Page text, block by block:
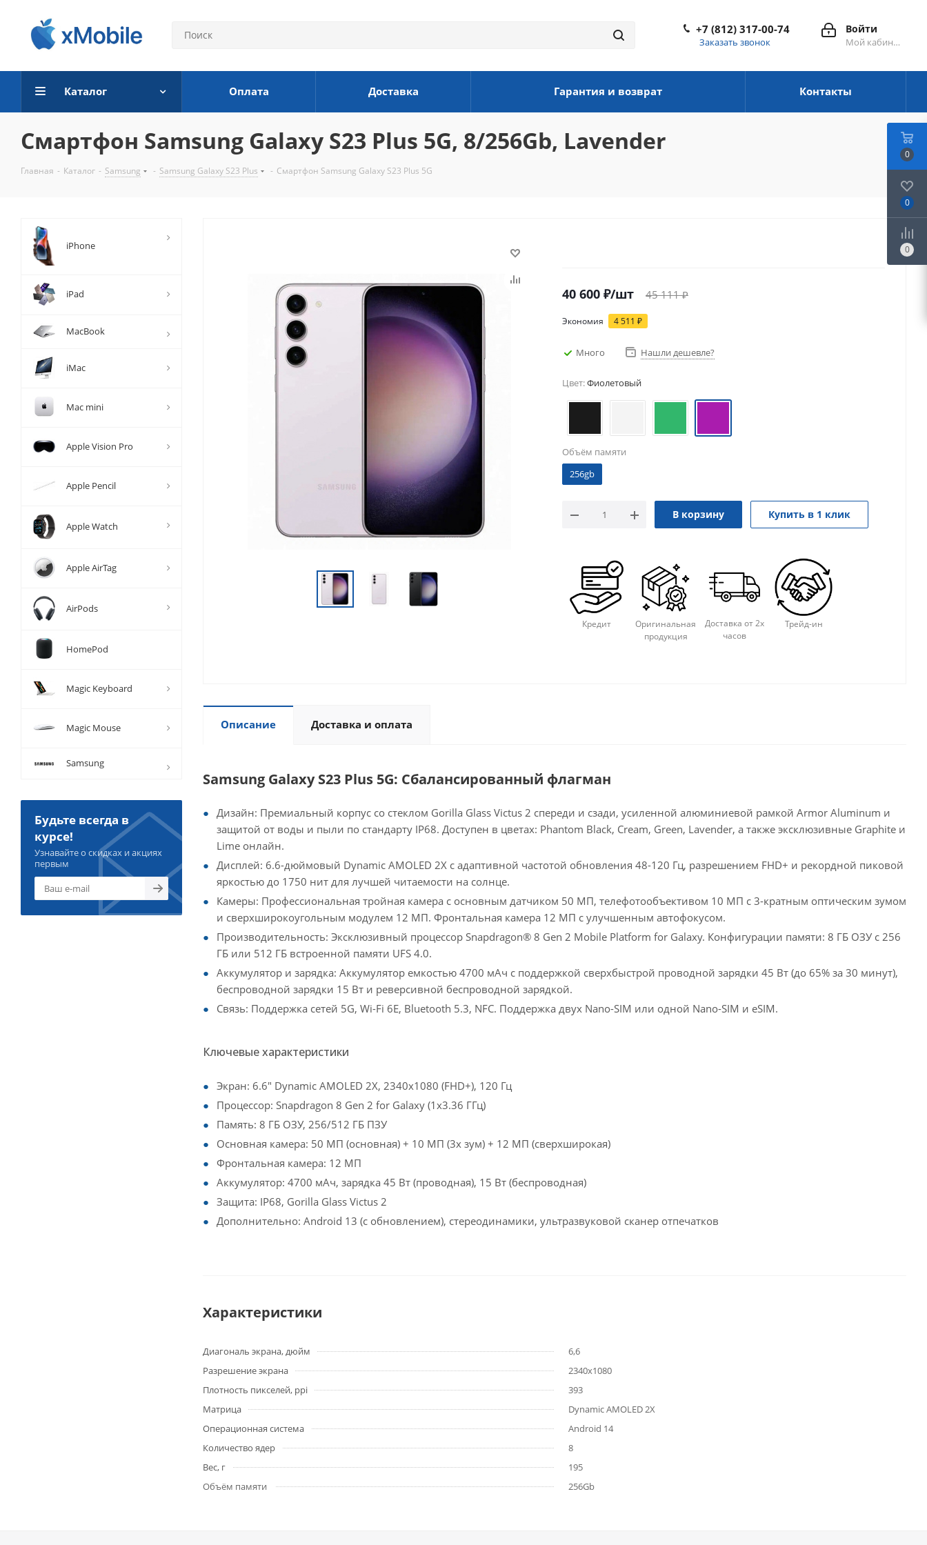
Войти
Мой кабинет
+7 (812) 317-00-74
Заказать звонок
Каталог Оплата Доставка Гарантия и возврат Контакты
Смартфон Samsung Galaxy S23 Plus 5G, 8/256Gb, Lavender
Главная - Каталог - Samsung - Samsung Galaxy S23 Plus - Смартфон Samsung Galaxy S23 Plus 5G
40 600 ₽/шт 45 111₽
Экономия 4 511 ₽
Много Нашли дешевле?
Цвет:Фиолетовый
Объём памяти
256gb
В корзину Купить в 1 клик
Кредит
Оригинальная
продукция
Доставка от 2х
часов
Трейд-ин
Описание Доставка и оплата
Samsung Galaxy S23 Plus 5G: Сбалансированный флагман
Дизайн: Премиальный корпус со стеклом Gorilla Glass Victus 2 спереди и сзади, усиленной алюминиевой рамкой Armor Aluminum и
защитой от воды и пыли по стандарту IP68. Доступен в цветах: Phantom Black, Cream, Green, Lavender, а также эксклюзивные Graphite и
Lime онлайн.
Дисплей: 6.6-дюймовый Dynamic AMOLED 2X с адаптивной частотой обновления 48-120 Гц, разрешением FHD+ и рекордной пиковой
яркостью до 1750 нит для лучшей читаемости на солнце.
Камеры: Профессиональная тройная камера с основным датчиком 50 МП, телефотообъективом 10 МП с 3-кратным оптическим зумом
и сверхширокоугольным модулем 12 МП. Фронтальная камера 12 МП с улучшенным автофокусом.
Производительность: Эксклюзивный процессор Snapdragon® 8 Gen 2 Mobile Platform for Galaxy. Конфигурации памяти: 8 ГБ ОЗУ с 256
ГБ или 512 ГБ встроенной памяти UFS 4.0.
Аккумулятор и зарядка: Аккумулятор емкостью 4700 мАч с поддержкой сверхбыстрой проводной зарядки 45 Вт (до 65% за 30 минут),
беспроводной зарядки 15 Вт и реверсивной беспроводной зарядкой.
Связь: Поддержка сетей 5G, Wi-Fi 6E, Bluetooth 5.3, NFC. Поддержка двух Nano-SIM или одной Nano-SIM и eSIM.
Ключевые характеристики
Экран: 6.6" Dynamic AMOLED 2X, 2340x1080 (FHD+), 120 Гц
Процессор: Snapdragon 8 Gen 2 for Galaxy (1x3.36 ГГц)
Память: 8 ГБ ОЗУ, 256/512 ГБ ПЗУ
Основная камера: 50 МП (основная) + 10 МП (3x зум) + 12 МП (сверхширокая)
Фронтальная камера: 12 МП
Аккумулятор: 4700 мАч, зарядка 45 Вт (проводная), 15 Вт (беспроводная)
Защита: IP68, Gorilla Glass Victus 2
Дополнительно: Android 13 (с обновлением), стереодинамики, ультразвуковой сканер отпечатков
Характеристики
Диагональ экрана, дюйм
6,6
Разрешение экрана
2340x1080
Плотность пикселей, ppi
393
Матрица
Dynamic AMOLED 2X
Операционная система
Android 14
Количество ядер
8
Вес, г
195
Объём памяти
256Gb
iPhone
iPad
MacBook
iMac
Mac mini
Apple Vision Pro
Apple Pencil
Apple Watch
Apple AirTag
AirPods
HomePod
Magic Keyboard
Magic Mouse
Samsung
Будьте всегда в
курсе!
Узнавайте о скидках и акциях
первым
0
0
0